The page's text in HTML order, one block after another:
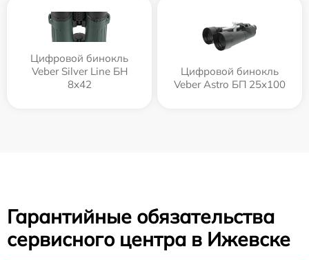
Цифровой бинокль
Veber Silver Line БН
8x42
Цифровой бинокль
Veber Astro БП 25x100
Гарантийные обязательства
сервисного центра в Ижевске